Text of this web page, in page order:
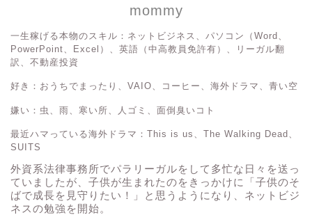
mommy
一生稼げる本物のスキル：ネットビジネス、パソコン（Word、
PowerPoint、Excel）、英語（中高教員免許有）、リーガル翻
訳、不動産投資
好き：おうちでまったり、VAIO、コーヒー、海外ドラマ、青い空
嫌い：虫、雨、寒い所、人ゴミ、面倒臭いコト
最近ハマっている海外ドラマ：This is us、The Walking Dead、
SUITS
外資系法律事務所でパラリーガルをして多忙な日々を送っ
ていましたが、子供が生まれたのをきっかけに「子供のそ
ばで成長を見守りたい！」と思うようになり、ネットビジ
ネスの勉強を開始。